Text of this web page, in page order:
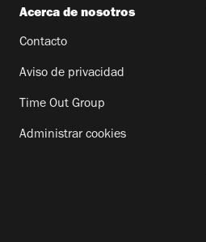
Acerca de nosotros
Contacto
Aviso de privacidad
Time Out Group
Administrar cookies